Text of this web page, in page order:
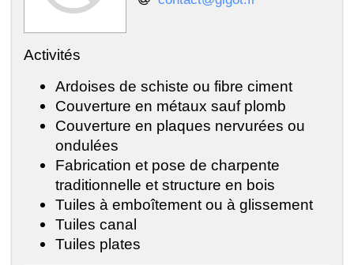
Activités
Ardoises de schiste ou fibre ciment
Couverture en métaux sauf plomb
Couverture en plaques nervurées ou
ondulées
Fabrication et pose de charpente
traditionnelle et structure en bois
Tuiles à emboîtement ou à glissement
Tuiles canal
Tuiles plates